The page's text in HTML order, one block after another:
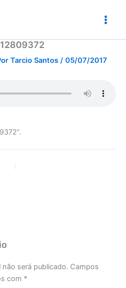
Tarcio Santos / 05/07/2017
será publicado. Campos
com *